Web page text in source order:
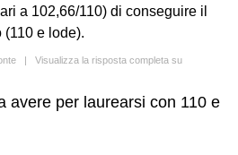
a 102,66/110) di conseguire il
e lode).
| Visualizza la risposta completa su
avere per laurearsi con 110 e